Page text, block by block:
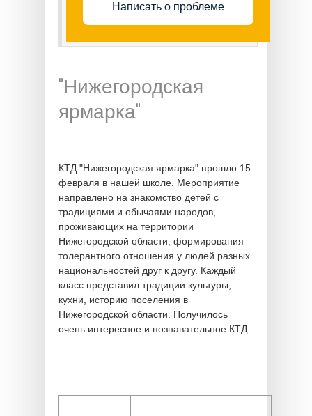
Написать о проблеме
"Нижегородская
ярмарка"
КТД "Нижегородская ярмарка" прошло 15
февраля в нашей школе. Мероприятие
направлено на знакомство детей с
традициями и обычаями народов,
проживающих на территории
Нижегородской области, формирования
толерантного отношения у людей разных
национальностей друг к другу. Каждый
класс представил традиции культуры,
кухни, историю поселения в
Нижегородской области. Получилось
очень интересное и познавательное КТД.